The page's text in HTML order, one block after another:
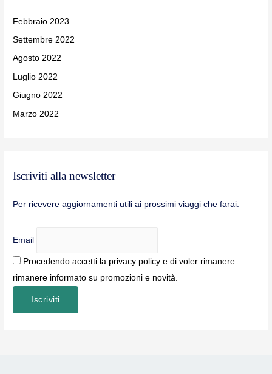
Febbraio 2023
Settembre 2022
Agosto 2022
Luglio 2022
Giugno 2022
Marzo 2022
Iscriviti alla newsletter
Per ricevere aggiornamenti utili ai prossimi viaggi che farai.
Email
Procedendo accetti la privacy policy e di voler rimanere
rimanere informato su promozioni e novità.